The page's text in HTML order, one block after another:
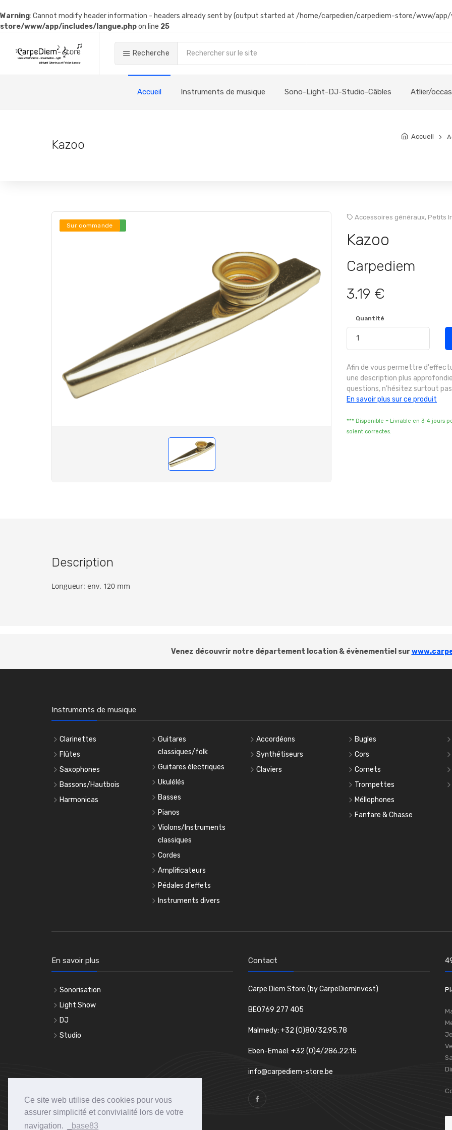
Ce site web utilise des cookies pour vous
assurer simplicité et convivialité lors de votre
navigation.
_base83
Warning: Cannot modify header information - headers already sent by (output started at /home/carpedien/carpediem-store/www/app/
store/www/app/includes/langue.phpon line 25
Recherche
Accueil Instruments de musique Sono-Light-DJ-Studio-Câbles Atlier/
Kazoo
Accueil
Stock en ligne ***
Sur commande
Accessoires généraux, Petits
Kazoo
Carpediem
3.19 €
Quantité
Afin de vous permettre
une description plus
questions, n'hésitez surtout
En savoir plus sur ce produit
*** Disponible = Livrable en 3-4 jours
soient correctes.
Description
Longueur: env. 120 mm
Venez découvrir notre département location & évènementiel sur
Instruments de musique
Clarinettes
Flûtes
Saxophones
Bassons/Hautbois
Harmonicas
Guitares
classiques/folk
Guitares électriques
Ukulélés
Basses
Pianos
Violons/Instruments
classiques
Cordes
Amplificateurs
Pédales d'effets
Instruments divers
Accordéons
Synthétiseurs
Claviers
Bugles
Cors
Cornets
Trompettes
Méllophones
Fanfare & Chasse
En savoir plus
Sonorisation
Light Show
DJ
Studio
Contact
Carpe Diem Store (by CarpeDiemInvest)
BE0769 277 405
Malmedy: +32 (0)80/32.95.78
Eben-Emael: +32 (0)4/286.22.15
info@carpediem-store.be